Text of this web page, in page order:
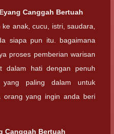
Canggah Bertuah
anak, cucu, istri, saudara,
siapa pun itu. bagaimana
proses pemberian warisan
dalam hati dengan penuh
yang paling dalam untuk
orang yang ingin anda beri
Canggah Bertuah